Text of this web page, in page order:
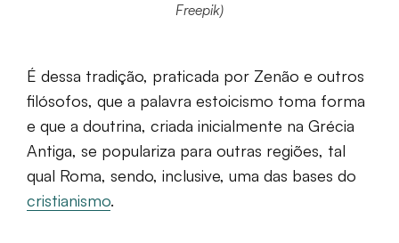
Freepik)
É dessa tradição, praticada por Zenão e outros
filósofos, que a palavra estoicismo toma forma
e que a doutrina, criada inicialmente na Grécia
Antiga, se populariza para outras regiões, tal
qual Roma, sendo, inclusive, uma das bases do
cristianismo.